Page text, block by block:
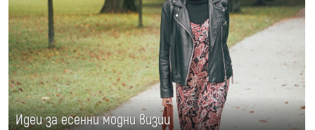
Идеи за есенни модни визии